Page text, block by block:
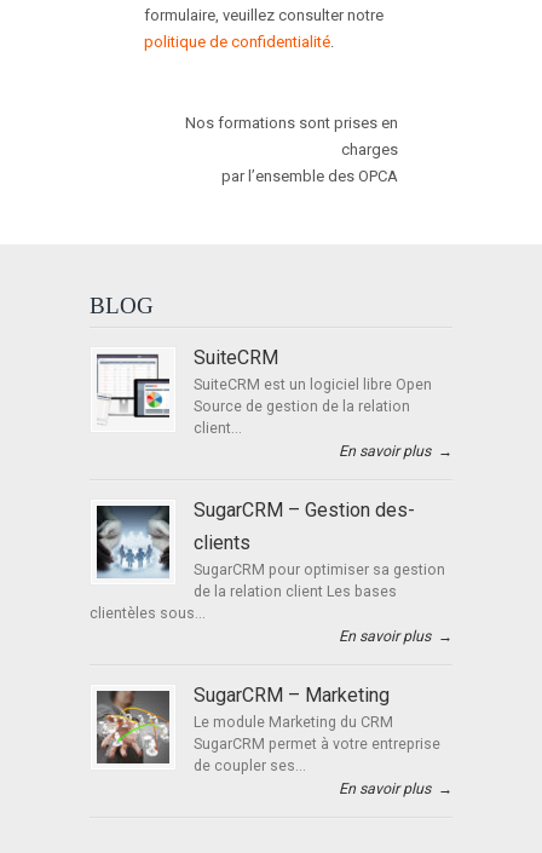
formulaire, veuillez consulter notre
politique de confidentialité.
Nos formations sont prises en
charges
par l’ensemble des OPCA
BLOG
SuiteCRM
SuiteCRM est un logiciel libre Open
Source de gestion de la relation
client...
En savoir plus →
SugarCRM – Gestion des-
clients
SugarCRM pour optimiser sa gestion
de la relation client Les bases
clientèles sous...
En savoir plus →
SugarCRM – Marketing
Le module Marketing du CRM
SugarCRM permet à votre entreprise
de coupler ses...
En savoir plus →